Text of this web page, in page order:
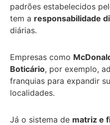
padrões estabelecidos
tem a responsabilidade
diárias.
Empresas como
Boticário, por exemplo,
franquias para expandir
localidades.
Já o sistema de matriz e